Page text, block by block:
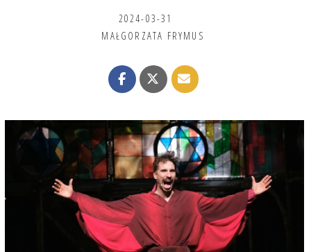
2024-03-31
MAŁGORZATA FRYMUS